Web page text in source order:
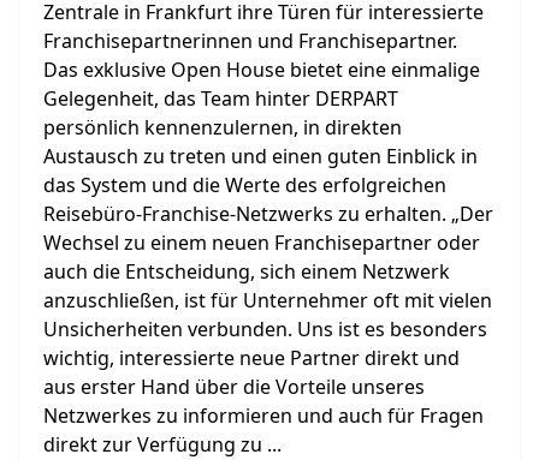
Zentrale in Frankfurt ihre Türen für interessierte
Franchisepartnerinnen und Franchisepartner.
Das exklusive Open House bietet eine einmalige
Gelegenheit, das Team hinter DERPART
persönlich kennenzulernen, in direkten
Austausch zu treten und einen guten Einblick in
das System und die Werte des erfolgreichen
Reisebüro-Franchise-Netzwerks zu erhalten. „Der
Wechsel zu einem neuen Franchisepartner oder
auch die Entscheidung, sich einem Netzwerk
anzuschließen, ist für Unternehmer oft mit vielen
Unsicherheiten verbunden. Uns ist es besonders
wichtig, interessierte neue Partner direkt und
aus erster Hand über die Vorteile unseres
Netzwerkes zu informieren und auch für Fragen
direkt zur Verfügung zu ...